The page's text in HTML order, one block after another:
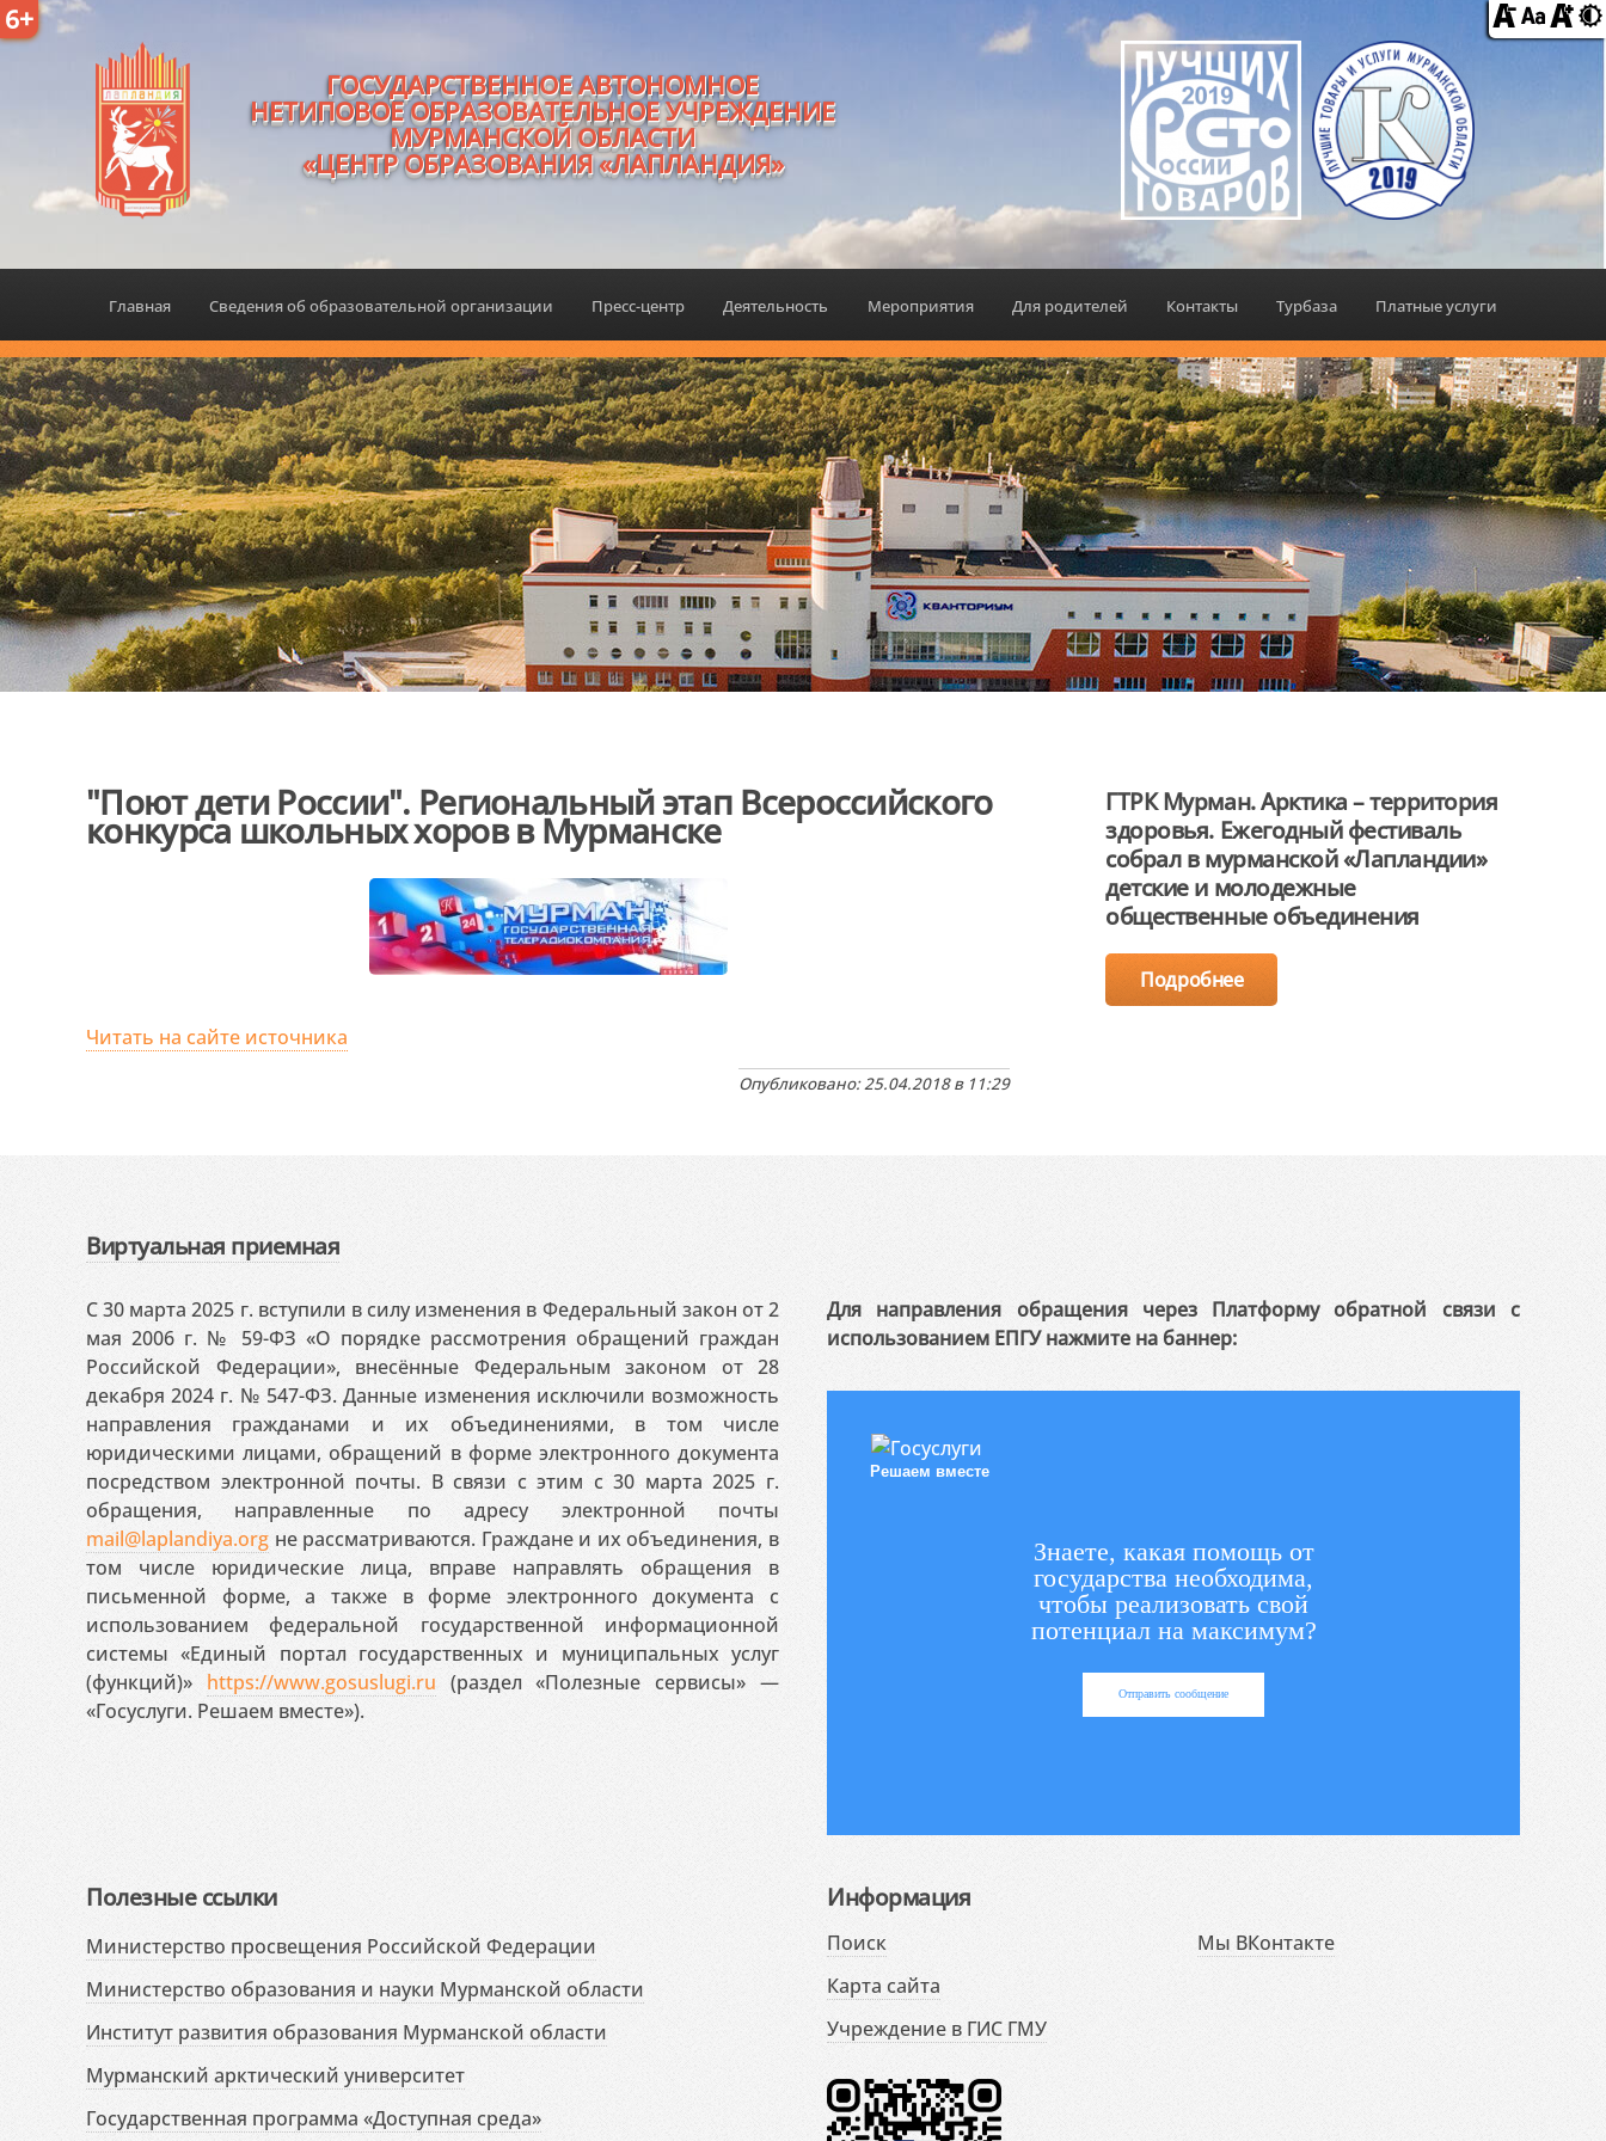
6+
ГОСУДАРСТВЕННОЕ АВТОНОМНОЕ
НЕТИПОВОЕ ОБРАЗОВАТЕЛЬНОЕ УЧРЕЖДЕНИЕ
МУРМАНСКОЙ ОБЛАСТИ
«ЦЕНТР ОБРАЗОВАНИЯ «ЛАПЛАНДИЯ»
Главная Сведения об образовательной организации Пресс-центр Деятельность Мероприятия Для родителей Контакты Турбаза Платные услуги
"Поют дети России". Региональный этап Всероссийского
конкурса школьных хоров в Мурманске
Читать на сайте источника
Опубликовано: 25.04.2018 в 11:29
ГТРК Мурман. Арктика – территория
здоровья. Ежегодный фестиваль
собрал в мурманской «Лапландии»
детские и молодежные
общественные объединения
Подробнее
Виртуальная приемная
С 30 марта 2025 г. вступили в силу изменения в Федеральный закон от 2
мая 2006 г. № 59-ФЗ «О порядке рассмотрения обращений граждан
Российской Федерации», внесённые Федеральным законом от 28
декабря 2024 г. № 547-ФЗ. Данные изменения исключили возможность
направления гражданами и их объединениями, в том числе
юридическими лицами, обращений в форме электронного документа
посредством электронной почты. В связи с этим с 30 марта 2025 г.
обращения, направленные по адресу электронной почты
mail@laplandiya.org не рассматриваются. Граждане и их объединения, в
том числе юридические лица, вправе направлять обращения в
письменной форме, а также в форме электронного документа с
использованием федеральной государственной информационной
системы «Единый портал государственных и муниципальных услуг
(функций)» https://www.gosuslugi.ru (раздел «Полезные сервисы» —
«Госуслуги. Решаем вместе»).
Для направления обращения через Платформу обратной связи с
использованием ЕПГУ нажмите на баннер:
Решаем вместе
Знаете, какая помощь от
государства необходима,
чтобы реализовать свой
потенциал на максимум?
Отправить сообщение
Полезные ссылки
Министерство просвещения Российской Федерации
Министерство образования и науки Мурманской области
Институт развития образования Мурманской области
Мурманский арктический университет
Государственная программа «Доступная среда»
Информация
Поиск
Карта сайта
Учреждение в ГИС ГМУ
Мы ВКонтакте